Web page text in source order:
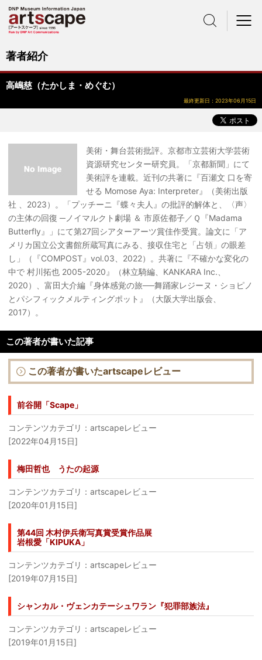
著者紹介
高嶋慈（たかしま・めぐむ）
最終更新日：2023年06月15日
美術・舞台芸術批評。京都市立芸術大学芸術
資源研究センター研究員。「京都新聞」にて
美術評を連載。近刊の共著に『百瀬文 口を寄
せる Momose Aya: Interpreter』（美術出版
社 、2023）。「プッチーニ『蝶々夫人』の批評的解体と、〈声〉
の主体の回復 ─ノイマルクト劇場 ＆ 市原佐都子／Ｑ『Madama
Butterfly』」にて第27回シアターアーツ賞佳作受賞。論文に「ア
メリカ国立公文書館所蔵写真にみる、接収住宅と「占領」の眼差
し」（『COMPOST』vol.03、2022）。共著に『不確かな変化の
中で 村川拓也 2005-2020』（林立騎編、KANKARA Inc.、
2020）、富田大介編『身体感覚の旅──舞踊家レジーヌ・ショピノ
とパシフィックメルティングポット』（大阪大学出版会、
2017）。
この著者が書いた記事
この著者が書いたartscapeレビュー
前谷開「Scape」
コンテンツカテゴリ：artscapeレビュー
[2022年04月15日]
梅田哲也 うたの起源
コンテンツカテゴリ：artscapeレビュー
[2020年01月15日]
第44回 木村伊兵衛写真賞受賞作品展
岩根愛「KIPUKA」
コンテンツカテゴリ：artscapeレビュー
[2019年07月15日]
シャンカル・ヴェンカテーシュワラン『犯罪部族法』
コンテンツカテゴリ：artscapeレビュー
[2019年01月15日]
サイト内検索